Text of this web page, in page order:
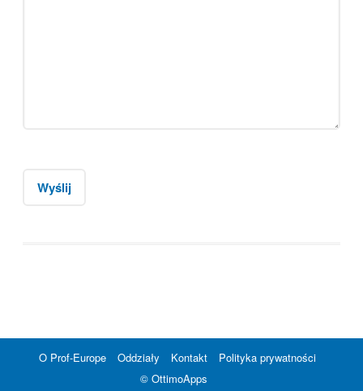
O Prof-Europe Oddziały Kontakt
Polityka prywatności
© OttimoApps